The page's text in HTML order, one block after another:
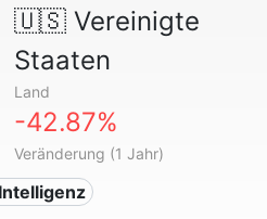
🇺🇸Vereinigte
Staaten
Land
-42.87%
Veränderung (1 Jahr)